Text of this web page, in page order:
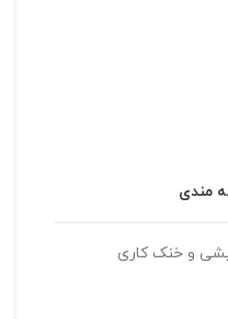
مندی
و خنک کاری